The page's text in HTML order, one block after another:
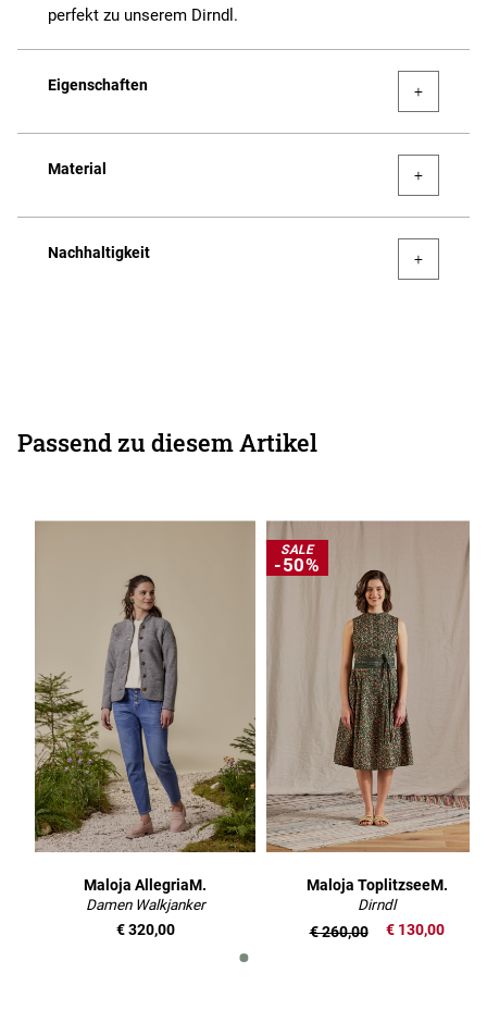
perfekt zu unserem Dirndl.
Eigenschaften
Material
Nachhaltigkeit
Passend zu diesem Artikel
Maloja AllegriaM.
Damen Walkjanker
€ 320,00
SALE
-50%
Maloja ToplitzseeM.
Dirndl
€ 130,00
€ 260,00